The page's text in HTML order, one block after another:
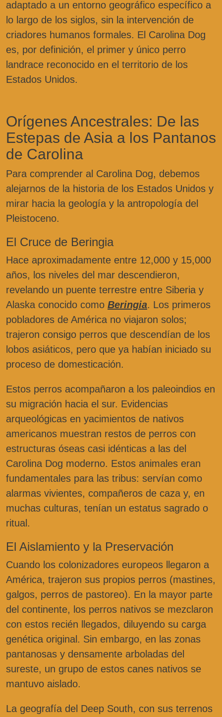
adaptado a un entorno geográfico específico a
lo largo de los siglos, sin la intervención de
criadores humanos formales. El Carolina Dog
es, por definición, el primer y único perro
landrace reconocido en el territorio de los
Estados Unidos.
Orígenes Ancestrales: De las
Estepas de Asia a los Pantanos
de Carolina
Para comprender al Carolina Dog, debemos
alejarnos de la historia de los Estados Unidos y
mirar hacia la geología y la antropología del
Pleistoceno.
El Cruce de Beringia
Hace aproximadamente entre 12,000 y 15,000
años, los niveles del mar descendieron,
revelando un puente terrestre entre Siberia y
Alaska conocido como Beringia. Los primeros
pobladores de América no viajaron solos;
trajeron consigo perros que descendían de los
lobos asiáticos, pero que ya habían iniciado su
proceso de domesticación.
Estos perros acompañaron a los paleoindios en
su migración hacia el sur. Evidencias
arqueológicas en yacimientos de nativos
americanos muestran restos de perros con
estructuras óseas casi idénticas a las del
Carolina Dog moderno. Estos animales eran
fundamentales para las tribus: servían como
alarmas vivientes, compañeros de caza y, en
muchas culturas, tenían un estatus sagrado o
ritual.
El Aislamiento y la Preservación
Cuando los colonizadores europeos llegaron a
América, trajeron sus propios perros (mastines,
galgos, perros de pastoreo). En la mayor parte
del continente, los perros nativos se mezclaron
con estos recién llegados, diluyendo su carga
genética original. Sin embargo, en las zonas
pantanosas y densamente arboladas del
sureste, un grupo de estos canes nativos se
mantuvo aislado.
La geografía del Deep South, con sus terrenos